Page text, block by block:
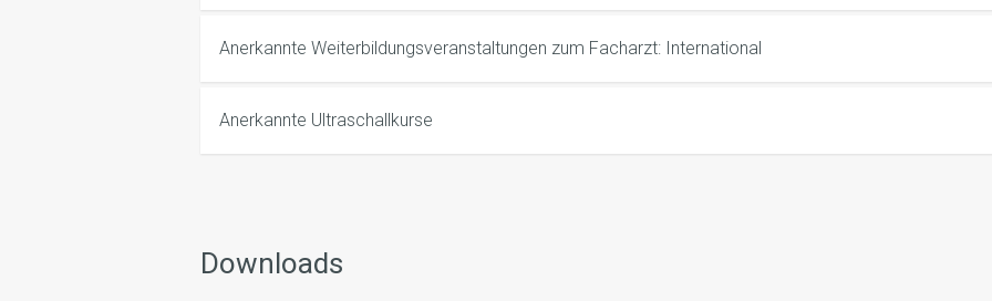
Anerkannte Weiterbildungsveranstaltungen zum Facharzt: International
Anerkannte Ultraschallkurse
Downloads